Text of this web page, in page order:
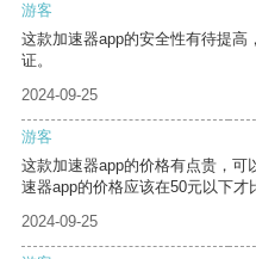
游客
这款加速器app的安全性有待提
证。
2024-09-25
游客
这款加速器app的价格有点贵，可
速器app的价格应该在50元以下才
2024-09-25